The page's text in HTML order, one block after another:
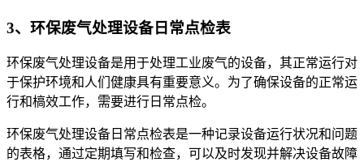
3、环保废气处理设备日常点检表
环保废气处理设备是用于处理工业废气的设备，其正常运行对
于保护环境和人们健康具有重要意义。为了确保设备的正常运
行和槁效工作，需要进行日常点检。
环保废气处理设备日常点检表是一种记录设备运行状况和问题
的表格，通过定期填写和检查，可以及时发现并解决设备故障